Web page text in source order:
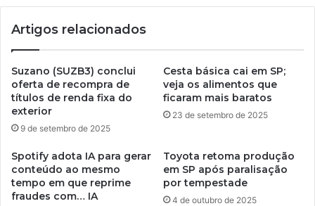
Artigos relacionados
Suzano (SUZB3) conclui
oferta de recompra de
títulos de renda fixa do
exterior
9 de setembro de 2025
Cesta básica cai em SP;
veja os alimentos que
ficaram mais baratos
23 de setembro de 2025
Spotify adota IA para gerar
conteúdo ao mesmo
tempo em que reprime
fraudes com… IA
Toyota retoma produção
em SP após paralisação
por tempestade
4 de outubro de 2025